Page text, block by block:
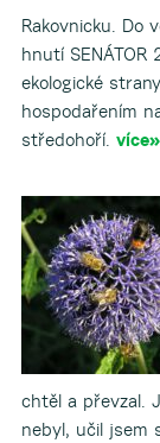
Rakovnicku. Do
hnutí
ekologické
hospodařením
středohoří. více»
chtěl a převzal.
nebyl, učil jsem